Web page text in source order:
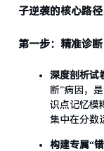
子逆袭的核心路径
第一步：精准诊
深度剖析试
断”病因，
识点记忆模
集中在分数
构建专属“错